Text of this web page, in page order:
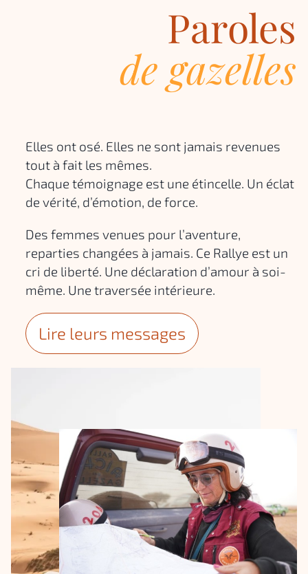
Paroles
de gazelles
Elles ont osé. Elles ne sont jamais revenues
tout à fait les mêmes.
Chaque témoignage est une étincelle. Un éclat
de vérité, d’émotion, de force.
Des femmes venues pour l’aventure,
reparties changées à jamais. Ce Rallye est un
cri de liberté. Une déclaration d’amour à soi-
même. Une traversée intérieure.
Lire leurs messages